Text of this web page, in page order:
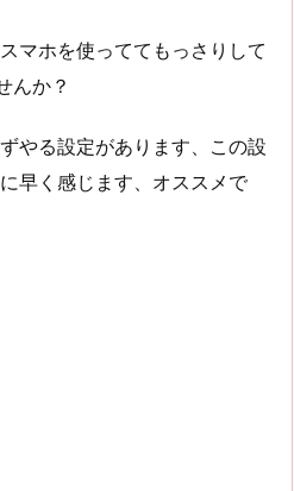
マホを使っててもっさりして
んか？
やる設定があります、この設
早く感じます、オススメで